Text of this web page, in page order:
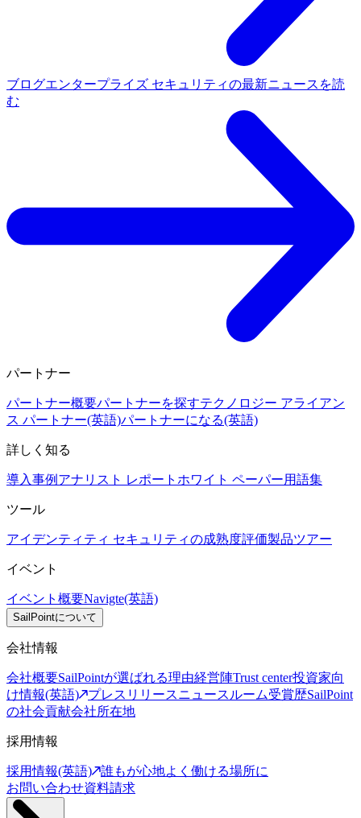
ブログエンタープライズ セキュリティの最新ニュースを読
む
パートナー
パートナー概要パートナーを探すテクノロジー アライアン
ス パートナー(英語)パートナーになる(英語)
詳しく知る
導入事例 アナリスト レポート ホワイト ペーパー用語集
ツール
アイデンティティ セキュリティの成熟度評価製品ツアー
イベント
イベント概要Navigte(英語)
SailPointについて
会社情報
会社概要SailPointが選ばれる理由経営陣Trust center投資家向
け情報(英語)
プレスリリースニュースルーム受賞歴SailPoint
の社会貢献会社所在地
採用情報
採用情報(英語)
誰もが心地よく働ける場所に
お問い合わせ資料請求